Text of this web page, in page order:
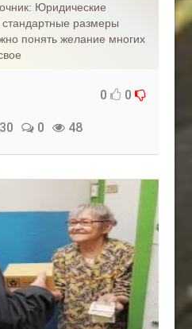
Юридические
стандартные размеры
понять желание многих
0 0
0 48